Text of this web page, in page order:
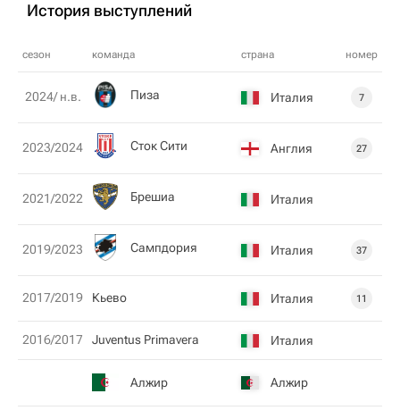
История выступлений
сезон команда страна номер
2024/ н.в. Пиза Италия 7
2023/2024 Сток Сити Англия 27
2021/2022 Брешиа Италия
2019/2023 Сампдория Италия 37
2017/2019 Кьево Италия 11
2016/2017 Juventus Primavera Италия
Алжир Алжир